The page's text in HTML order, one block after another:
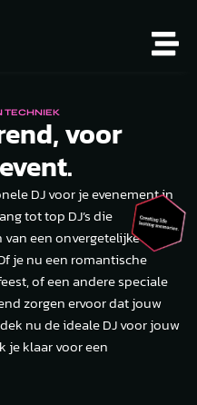
TECHNIEK
voor
DJ voor je evenement in
tot top DJ’s die
een onvergetelijke sfeer
je nu een romantische
of een andere speciale
zorgen ervoor dat jouw
nu de ideale DJ voor jouw
je klaar voor een